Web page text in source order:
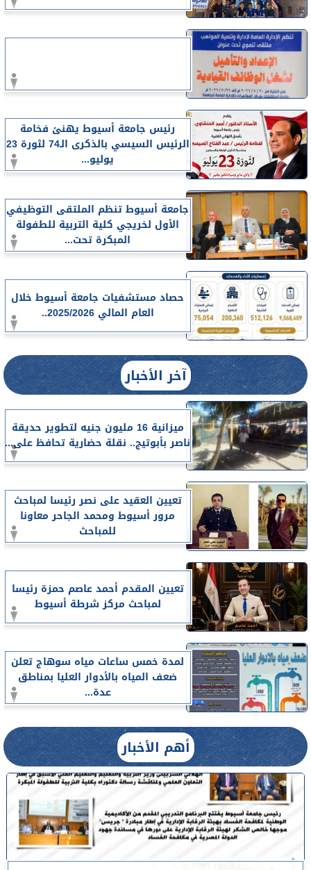
رئيس جامعة أسيوط يهنئ فخامة
الرئيس السيسي بالذكرى الـ74 لثورة 23
يوليو...
جامعة أسيوط تنظم الملتقى التوظيفي
الأول لخريجي كلية التربية للطفولة
المبكرة تحت...
حصاد مستشفيات جامعة أسيوط خلال
العام المالي 2025/2026..
آخر الأخبار
ميزانية 16 مليون جنيه لتطوير حديقة
ناصر بأبوتيج.. نقلة حضارية تحافظ على...
تعيين العقيد على نصر رئيسا لمباحث
مرور أسيوط ومحمد الجاحر معاونا
للمباحث
تعيين المقدم أحمد عاصم حمزة رئيسا
لمباحث مركز شرطة أسيوط
لمدة خمس ساعات مياه سوهاج تعلن
ضعف المياه بالأدوار العليا بمناطق
عدة...
أهم الأخبار